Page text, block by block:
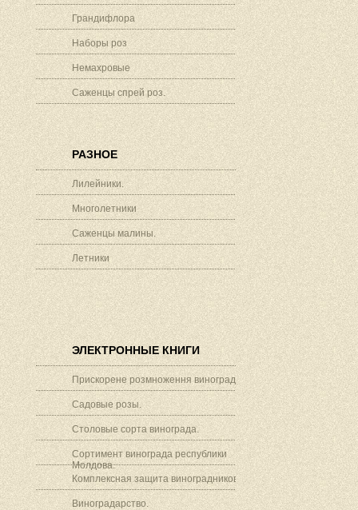
Грандифлора
Наборы роз
Немахровые
Саженцы спрей роз.
РАЗНОЕ
Лилейники.
Многолетники
Саженцы малины.
Летники
ЭЛЕКТРОННЫЕ КНИГИ
Прискорене розмноження винограду.
Садовые розы.
Столовые сорта винограда.
Сортимент винограда республики
Молдова.
Комплексная защита виноградников.
Виноградарство.